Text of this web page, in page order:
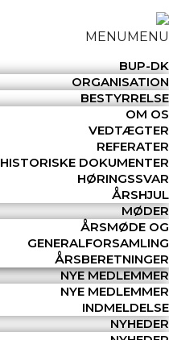
MENUMENU
BUP-DK
ORGANISATION
BESTYRRELSE
OM OS
VEDTÆGTER
REFERATER
HISTORISKE DOKUMENTER
HØRINGSSVAR
ÅRSHJUL
MØDER
ÅRSMØDE OG
GENERALFORSAMLING
ÅRSBERETNINGER
NYE MEDLEMMER
NYE MEDLEMMER
INDMELDELSE
NYHEDER